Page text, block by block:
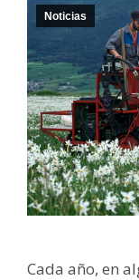
Noticias
Cada año, en